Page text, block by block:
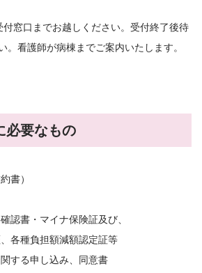
窓口までお越しください。受付終了後待
。看護師が病棟までご案内いたします。
必要なもの
書）
認書・マイナ保険証及び、
各種負担額減額認定証等
する申し込み、同意書